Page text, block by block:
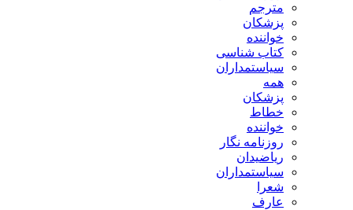
مترجم
پزشکان
خواننده
کتاب شناسی
سیاستمداران
همه
پزشکان
خطاط
خواننده
روزنامه نگار
ریاضیدان
سیاستمداران
شعرا
عارف